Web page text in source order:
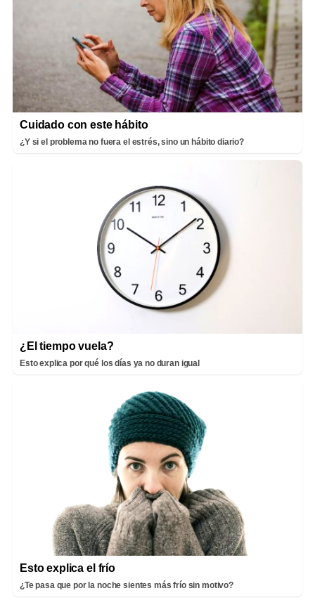
Cuidado con este hábito
¿Y si el problema no fuera el estrés, sino un hábito diario?
¿El tiempo vuela?
Esto explica por qué los días ya no duran igual
Esto explica el frío
¿Te pasa que por la noche sientes más frío sin motivo?